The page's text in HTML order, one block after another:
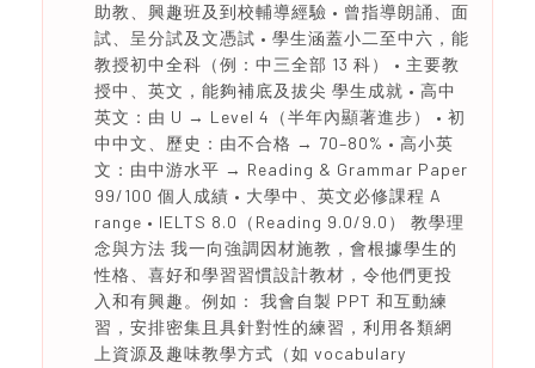
助教、興趣班及到校輔導經驗 • 曾指導朗誦、面
試、呈分試及文憑試 • 學生涵蓋小二至中六，能
教授初中全科（例：中三全部 13 科） • 主要教
授中、英文，能夠補底及拔尖 學生成就 • 高中
英文：由 U → Level 4（半年內顯著進步） • 初
中中文、歷史：由不合格 → 70–80% • 高小英
文：由中游水平 → Reading & Grammar Paper
99/100 個人成績 • 大學中、英文必修課程 A
range • IELTS 8.0（Reading 9.0/9.0） 教學理
念與方法 我一向強調因材施教，會根據學生的
性格、喜好和學習習慣設計教材，令他們更投
入和有興趣。例如： 我會自製 PPT 和互動練
習，安排密集且具針對性的練習，利用各類網
上資源及趣味教學方式（如 vocabulary